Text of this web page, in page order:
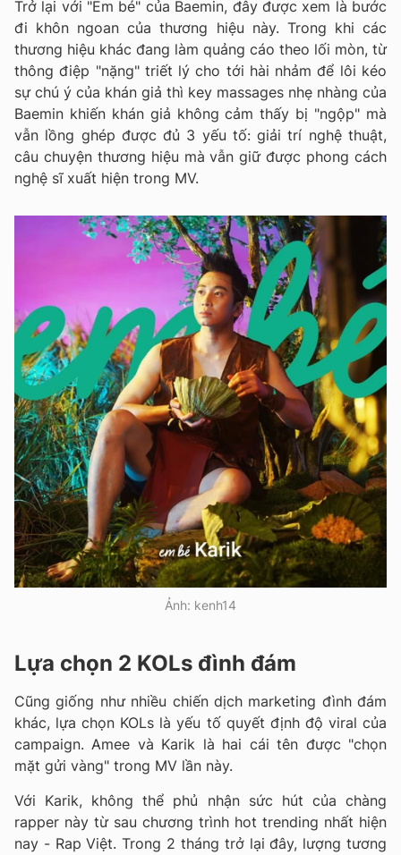
Trở lại với "Em bé" của Baemin, đây được xem là bước
đi khôn ngoan của thương hiệu này. Trong khi các
thương hiệu khác đang làm quảng cáo theo lối mòn, từ
thông điệp "nặng" triết lý cho tới hài nhảm để lôi kéo
sự chú ý của khán giả thì key massages nhẹ nhàng của
Baemin khiến khán giả không cảm thấy bị "ngộp" mà
vẫn lồng ghép được đủ 3 yếu tố: giải trí nghệ thuật,
câu chuyện thương hiệu mà vẫn giữ được phong cách
nghệ sĩ xuất hiện trong MV.
Ảnh: kenh14
Lựa chọn 2 KOLs đình đám
Cũng giống như nhiều chiến dịch marketing đình đám
khác, lựa chọn KOLs là yếu tố quyết định độ viral của
campaign. Amee và Karik là hai cái tên được "chọn
mặt gửi vàng" trong MV lần này.
Với Karik, không thể phủ nhận sức hút của chàng
rapper này từ sau chương trình hot trending nhất hiện
nay - Rap Việt. Trong 2 tháng trở lại đây, lượng tương